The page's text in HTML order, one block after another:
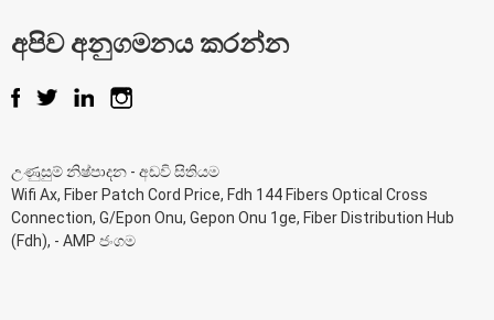
අපිව අනුගමනය කරන්න
උණුසුම් නිෂ්පාදන - අඩවි සිතියම
Wifi Ax, Fiber Patch Cord Price, Fdh 144 Fibers Optical Cross
Connection, G/Epon Onu, Gepon Onu 1ge, Fiber Distribution Hub
(Fdh), - AMP ජංගම